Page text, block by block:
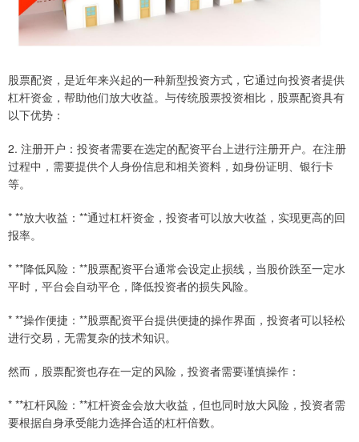
股票配资，是近年来兴起的一种新型投资方式，它通过向投资者提供
杠杆资金，帮助他们放大收益。与传统股票投资相比，股票配资具有
以下优势：
2. 注册开户：投资者需要在选定的配资平台上进行注册开户。在注册
过程中，需要提供个人身份信息和相关资料，如身份证明、银行卡
等。
* **放大收益：**通过杠杆资金，投资者可以放大收益，实现更高的回
报率。
* **降低风险：**股票配资平台通常会设定止损线，当股价跌至一定水
平时，平台会自动平仓，降低投资者的损失风险。
* **操作便捷：**股票配资平台提供便捷的操作界面，投资者可以轻松
进行交易，无需复杂的技术知识。
然而，股票配资也存在一定的风险，投资者需要谨慎操作：
* **杠杆风险：**杠杆资金会放大收益，但也同时放大风险，投资者需
要根据自身承受能力选择合适的杠杆倍数。